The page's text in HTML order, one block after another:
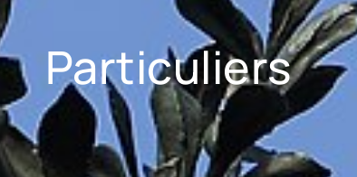
Particuliers